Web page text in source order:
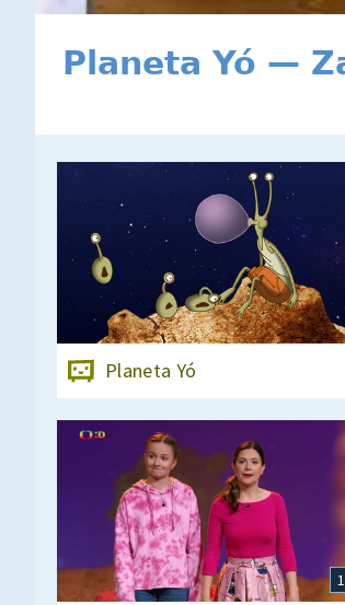
Planeta Yó —
Planeta Yó